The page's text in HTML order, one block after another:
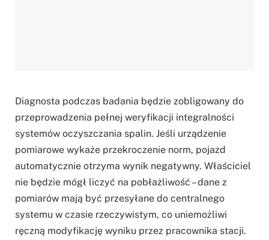
Diagnosta podczas badania będzie zobligowany do
przeprowadzenia pełnej weryfikacji integralności
systemów oczyszczania spalin. Jeśli urządzenie
pomiarowe wykaże przekroczenie norm, pojazd
automatycznie otrzyma wynik negatywny. Właściciel
nie będzie mógł liczyć na pobłażliwość – dane z
pomiarów mają być przesyłane do centralnego
systemu w czasie rzeczywistym, co uniemożliwi
ręczną modyfikację wyniku przez pracownika stacji.